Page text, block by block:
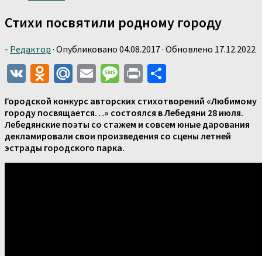
Стихи посвятили родному городу
- Редактор · Опубликовано 04.08.2017· Обновлено 17.12.2022
VK Odnoklassniki
Mail.Ru
EmailMessage
Print
Городской конкурс авторских стихотворений «Любимому
городу посвящается…» состоялся в Лебедяни 28 июля.
Лебедянские поэты со стажем и совсем юные дарования
декламировали свои произведения со сцены летней
эстрады городского парка.